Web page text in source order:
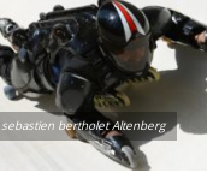
sebastien bertholet Altenberg